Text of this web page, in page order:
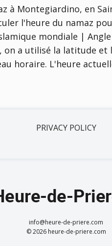
à Montegiardino, en
l'heure du namaz
mondiale |
on a utilisé la latitude et
horaire. L'heure
PRIVACY POLICY
info@heure-de-priere.com
© 2026 heure-de-priere.com